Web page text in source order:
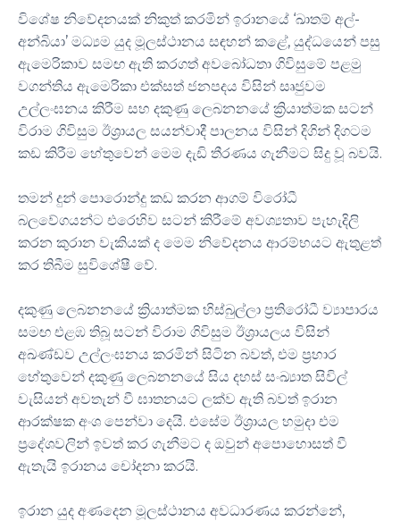
විශේෂ නිවේදනයක් නිකුත් කරමින් ඉරානයේ ‘ඛාතම් අල්-
අන්බියා’ මධ්‍යම යුද මූලස්ථානය සඳහන් කළේ, යුද්ධයෙන් පසු
ඇමෙරිකාව සමඟ ඇති කරගත් අවබෝධතා ගිවිසුමේ පළමු
වගන්තිය ඇමෙරිකා එක්සත් ජනපදය විසින් සෘජුවම
උල්ලංඝනය කිරීම සහ දකුණු ලෙබනනයේ ක්‍රියාත්මක සටන්
විරාම ගිවිසුම ඊශ්‍රායල සයන්වාදී පාලනය විසින් දිගින් දිගටම
කඩ කිරීම හේතුවෙන් මෙම දැඩි තීරණය ගැනීමට සිදු වූ බවයි.
තමන් දුන් පොරොන්දු කඩ කරන ආගම් විරෝධී
බලවේගයන්ට එරෙහිව සටන් කිරීමේ අවශ්‍යතාව පැහැදිලි
කරන කුරාන වැකියක් ද මෙම නිවේදනය ආරම්භයට ඇතුළත්
කර තිබීම සුවිශේෂී වේ.
දකුණු ලෙබනනයේ ක්‍රියාත්මක හිස්බුල්ලා ප්‍රතිරෝධී ව්‍යාපාරය
සමඟ එළඹ තිබූ සටන් විරාම ගිවිසුම ඊශ්‍රායලය විසින්
අඛණ්ඩව උල්ලංඝනය කරමින් සිටින බවත්, එම ප්‍රහාර
හේතුවෙන් දකුණු ලෙබනනයේ සිය දහස් සංඛ්‍යාත සිවිල්
වැසියන් අවතැන් වී ඝාතනයට ලක්ව ඇති බවත් ඉරාන
ආරක්ෂක අංශ පෙන්වා දෙයි. එසේම ඊශ්‍රායල හමුදා එම
ප්‍රදේශවලින් ඉවත් කර ගැනීමට ද ඔවුන් අපොහොසත් වී
ඇතැයි ඉරානය චෝදනා කරයි.
ඉරාන යුද අණදෙන මූලස්ථානය අවධාරණය කරන්නේ,